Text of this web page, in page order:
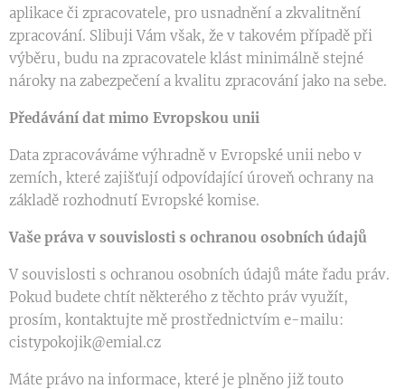
aplikace či zpracovatele, pro usnadnění a zkvalitnění
zpracování. Slibuji Vám však, že v takovém případě při
výběru, budu na zpracovatele klást minimálně stejné
nároky na zabezpečení a kvalitu zpracování jako na sebe.
Předávání dat mimo Evropskou unii
Data zpracováváme výhradně v Evropské unii nebo v
zemích, které zajišťují odpovídající úroveň ochrany na
základě rozhodnutí Evropské komise.
Vaše práva v souvislosti s ochranou osobních údajů
V souvislosti s ochranou osobních údajů máte řadu práv.
Pokud budete chtít některého z těchto práv využít,
prosím, kontaktujte mě prostřednictvím e-mailu:
cistypokojik@emial.cz
Máte právo na informace, které je plněno již touto